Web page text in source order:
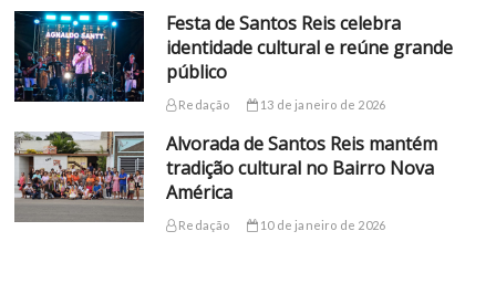
Festa de Santos Reis celebra
identidade cultural e reúne grande
público
Redação 13 de janeiro de 2026
Alvorada de Santos Reis mantém
tradição cultural no Bairro Nova
América
Redação 10 de janeiro de 2026